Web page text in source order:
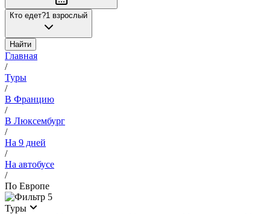
Кто едет?1 взрослый
Найти
Главная
/
Туры
/
В Францию
/
В Люксембург
/
На 9 дней
/
На автобусе
/
По Европе
5
Туры